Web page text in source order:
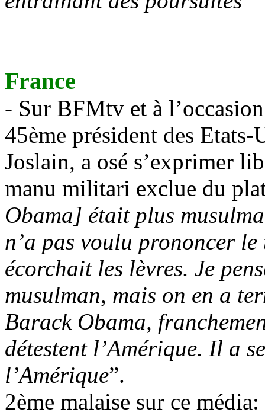
France
- Sur BFMtv et à
45ème président des
Joslain, a osé s’exprimer
manu militari exclue du
Obama] était plus
n’a pas voulu prononcer
écorchait les lèvres. Je
musulman, mais on en a
Barack Obama,
détestent l’Amérique. Il a
l’Amérique”.
2ème malaise sur ce